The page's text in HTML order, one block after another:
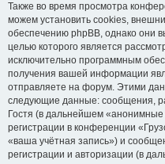
Также во время просмотра
можем установить cookies,
обеспечению phpBB, однако они
целью которого является
исключительно программным
получения вашей информации
отправляете на форум. Этими
следующие данные: сообщения,
Гостя (в дальнейшем
регистрации в конференции
«ваша учётная запись») и
регистрации и авторизации (в